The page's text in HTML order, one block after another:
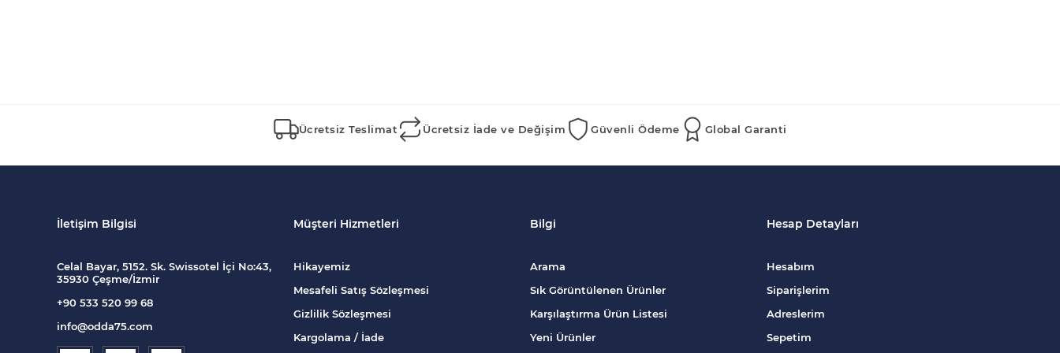
Ücretsiz Teslimat Ücretsiz İade ve Değişim Güvenli Ödeme Global Garanti
İletişim Bilgisi
Celal Bayar, 5152. Sk. Swissotel İçi No:43,
35930 Çeşme/İzmir
+90 533 520 99 68
info@odda75.com
Müşteri Hizmetleri
Hikayemiz
Mesafeli Satış Sözleşmesi
Gizlilik Sözleşmesi
Kargolama / İade
Bilgi
Arama
Sık Görüntülenen Ürünler
Karşılaştırma Ürün Listesi
Yeni Ürünler
Hesap Detayları
Hesabım
Siparişlerim
Adreslerim
Sepetim